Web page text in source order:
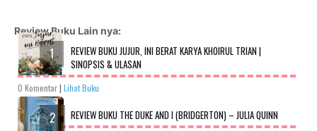
Review Buku Lain nya:
REVIEW BUKU JUJUR, INI BERAT KARYA KHOIRUL TRIAN |
SINOPSIS & ULASAN
0 Komentar| Lihat Buku
REVIEW BUKU THE DUKE AND I (BRIDGERTON) – JULIA QUINN